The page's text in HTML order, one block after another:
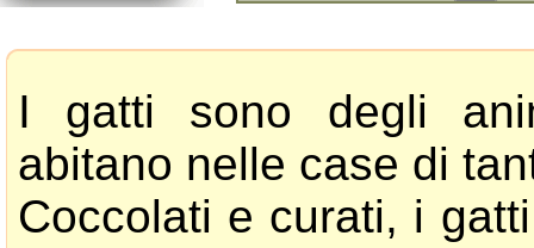
I gatti sono degli
abitano nelle case di
Coccolati e curati, i